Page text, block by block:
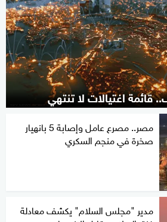
قائمة اغتيالات لا تنتهي
مصر.. مصرع عامل وإصابة 5 بانهيار
صخرة في منجم السكري
مدير "مجلس السلام" يكشف معادلة